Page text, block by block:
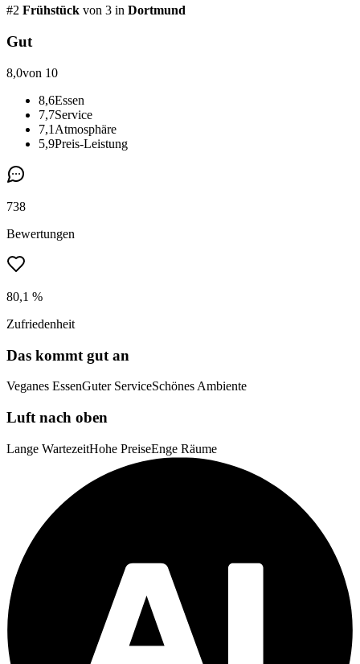
#2 Frühstück von 3 in Dortmund
Gut
8,0von 10
8,6Essen
7,7Service
7,1 Atmosphäre
5,9Preis-Leistung
738
Bewertungen
80,1 %
Zufriedenheit
Das kommt gut an
Veganes EssenGuter ServiceSchönes Ambiente
Luft nach oben
Lange WartezeitHohe PreiseEnge Räume